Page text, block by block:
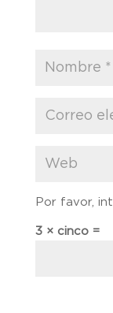
Por favor,
3 × cinco =